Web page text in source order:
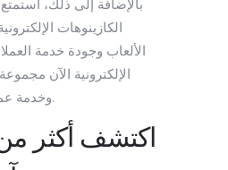
بالإضافة إلى ذلك،
الكازينوهات
الألعاب وجودة خدمة
الإلكترونية الآن
وخدمة عملاء مُتجاوبة ومفيدة.